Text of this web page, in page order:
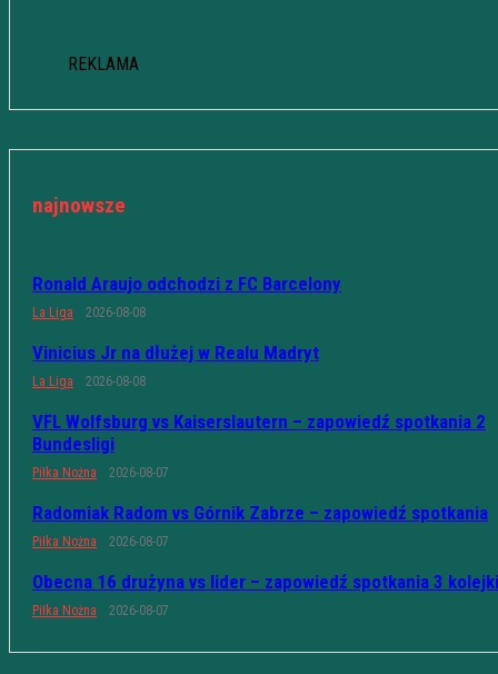
REKLAMA
najnowsze
Ronald Araujo odchodzi z FC Barcelony
La Liga 2026-08-08
Vinicius Jr na dłużej w Realu Madryt
La Liga 2026-08-08
VFL Wolfsburg vs Kaiserslautern – zapowiedź spotkania 2
Bundesligi
Piłka Nożna 2026-08-07
Radomiak Radom vs Górnik Zabrze – zapowiedź spotkania
Piłka Nożna 2026-08-07
Obecna 16 drużyna vs lider – zapowiedź spotkania 3 kolejki
Piłka Nożna 2026-08-07